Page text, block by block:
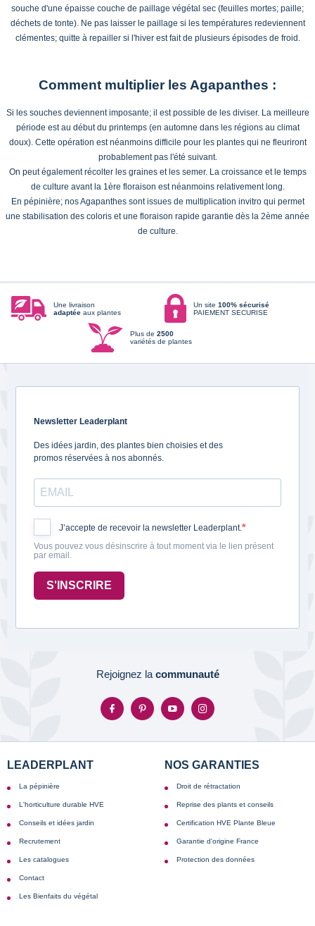
souche d'une épaisse couche de paillage végétal sec (feuilles mortes; paille;
déchets de tonte). Ne pas laisser le paillage si les températures redeviennent
clémentes; quitte à repailler si l'hiver est fait de plusieurs épisodes de froid.
Comment multiplier les Agapanthes :
Si les souches deviennent imposante; il est possible de les diviser. La meilleure
période est au début du printemps (en automne dans les régions au climat
doux). Cette opération est néanmoins difficile pour les plantes qui ne fleuriront
probablement pas l'été suivant.
On peut également récolter les graines et les semer. La croissance et le temps
de culture avant la 1ère floraison est néanmoins relativement long.
En pépinière; nos Agapanthes sont issues de multiplication invitro qui permet
une stabilisation des coloris et une floraison rapide garantie dès la 2ème année
de culture.
Une livraison
adaptée aux plantes
Un site 100% sécurisé
PAIEMENT SECURISE
Plus de 2500
variétés de plantes
Newsletter Leaderplant
Des idées jardin, des plantes bien choisies et des
promos réservées à nos abonnés.
J’accepte de recevoir la newsletter Leaderplant.
Vous pouvez vous désinscrire à tout moment via le lien présent
par email.
S'INSCRIRE
Rejoignez la communauté
LEADERPLANT
La pépinière
L'horticulture durable HVE
Conseils et idées jardin
Recrutement
Les catalogues
Contact
Les Bienfaits du végétal
NOS GARANTIES
Droit de rétractation
Reprise des plants et conseils
Certification HVE Plante Bleue
Garantie d'origine France
Protection des données